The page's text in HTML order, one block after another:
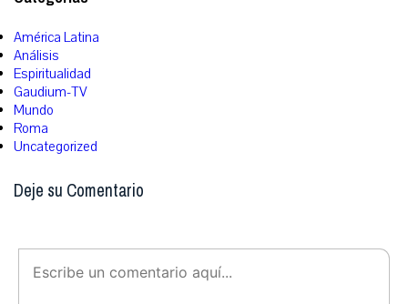
América Latina
Análisis
Espiritualidad
Gaudium-TV
Mundo
Roma
Uncategorized
Deje su Comentario